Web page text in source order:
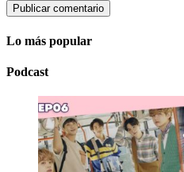
Lo más popular
Podcast